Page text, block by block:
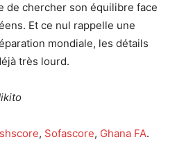
de chercher son équilibre face
Et ce nul rappelle une
mondiale, les détails
très lourd.
, Sofascore, Ghana FA.